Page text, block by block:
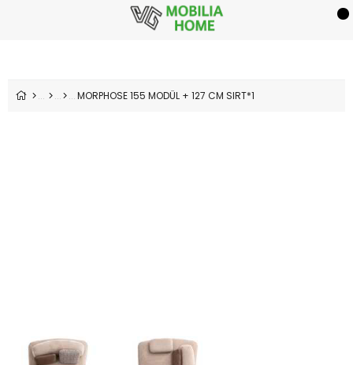
MORPHOSE 155 MODÜL + 127 CM SIRT*1